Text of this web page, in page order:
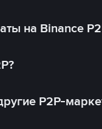
на Binance
P2P-